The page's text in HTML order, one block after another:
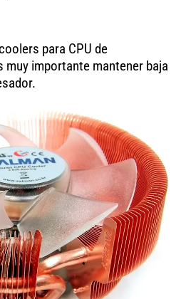
para CPU de
muy importante mantener baja